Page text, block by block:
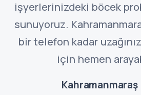
işyerlerinizdeki böcek
sunuyoruz.
bir telefon kadar
için hemen